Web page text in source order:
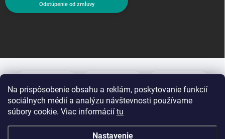
Na prispôsobenie obsahu a reklám, poskytovanie funkcií
sociálnych médií a analýzu návštevnosti používame
súbory cookie. Viac informácií tu
Nastavenie
Odstúpenie od zmluvy